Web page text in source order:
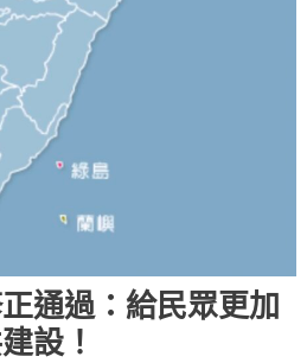
通過：給民眾更加
設！